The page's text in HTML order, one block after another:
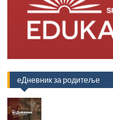
еДневник за родитеље